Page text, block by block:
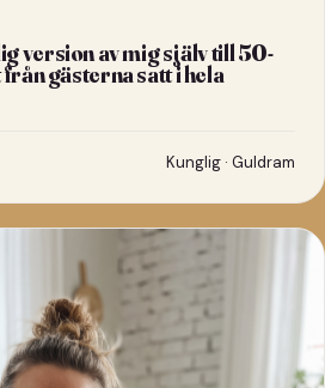
version av mig själv till 50-
gästerna satt i hela
Kunglig · Guldram